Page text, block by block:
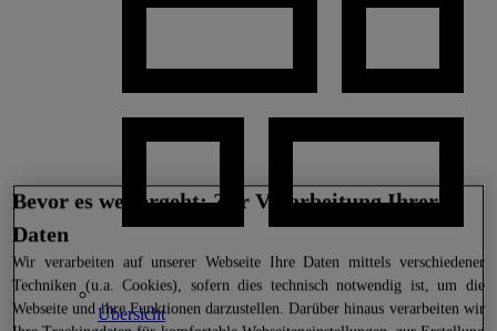
Übersicht
Bevor es weitergeht: Zur Verarbeitung Ihrer
Daten
Wir verarbeiten auf unserer Webseite Ihre Daten mittels verschiedener
Techniken (u.a. Cookies), sofern dies technisch notwendig ist, um die
Webseite und ihre Funktionen darzustellen. Darüber hinaus verarbeiten wir